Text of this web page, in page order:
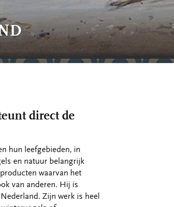
direct de
hun leefgebieden, in
en natuur belangrijk
waarvan het
van anderen. Hij is
Zijn werk is heel